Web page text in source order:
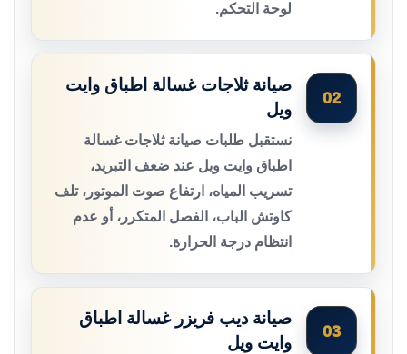
لوحة التحكم.
02
صيانة ثلاجات غسالة اطباق وايت
ويل
نستقبل طلبات صيانة ثلاجات غسالة
اطباق وايت ويل عند ضعف التبريد،
تسريب المياه، ارتفاع صوت الموتور، تلف
كاوتش الباب، الفصل المتكرر، أو عدم
انتظام درجة الحرارة.
03
صيانة ديب فريزر غسالة اطباق
وايت ويل